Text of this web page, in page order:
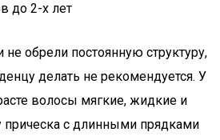
до 2-х лет
обрели постоянную структуру,
делать не рекомендуется. У
волосы мягкие, жидкие и
с длинными прядками